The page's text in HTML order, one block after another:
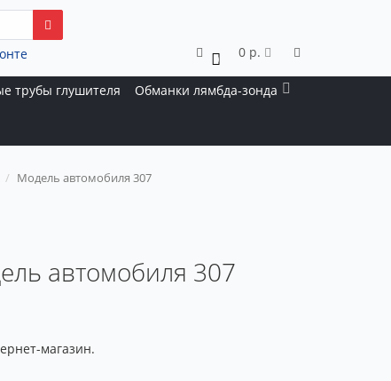
0 0 р.
трубы глушителя Обманки лямбда-зонда
Модель автомобиля 307
автомобиля 307
магазин.